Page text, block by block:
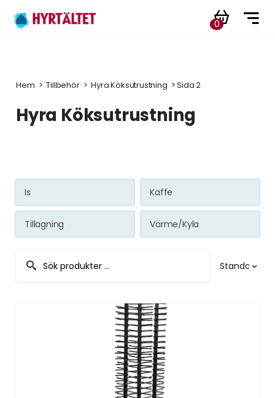
0
Hem > Tillbehör > Hyra Köksutrustning > Sida 2
Hyra Köksutrustning
Is Kaffe
Tillagning Värme/Kyla